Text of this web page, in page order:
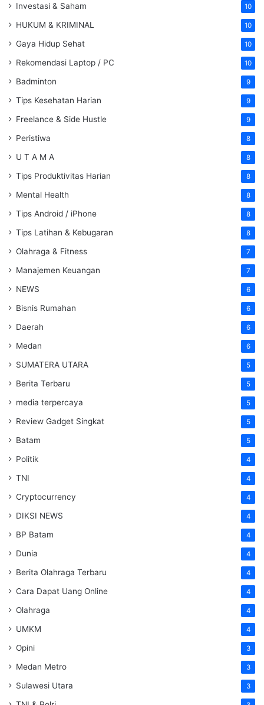
Investasi & Saham 10
HUKUM & KRIMINAL 10
Gaya Hidup Sehat 10
Rekomendasi Laptop / PC 10
Badminton 9
Tips Kesehatan Harian 9
Freelance & Side Hustle 9
Peristiwa 8
U T A M A 8
Tips Produktivitas Harian 8
Mental Health 8
Tips Android / iPhone 8
Tips Latihan & Kebugaran 8
Olahraga & Fitness 7
Manajemen Keuangan 7
NEWS 6
Bisnis Rumahan 6
Daerah 6
Medan 6
SUMATERA UTARA 5
Berita Terbaru 5
media terpercaya 5
Review Gadget Singkat 5
Batam 5
Politik 4
TNI 4
Cryptocurrency 4
DIKSI NEWS 4
BP Batam 4
Dunia 4
Berita Olahraga Terbaru 4
Cara Dapat Uang Online 4
Olahraga 4
UMKM 4
Opini 3
Medan Metro 3
Sulawesi Utara 3